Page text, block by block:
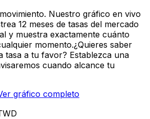
Nuestro gráfico en vivo
12 meses de tasas del mercado
y muestra exactamente cuánto
momento.¿Quieres saber
tasa a tu favor? Establezca una
cuando alcance tu
gráfico completo